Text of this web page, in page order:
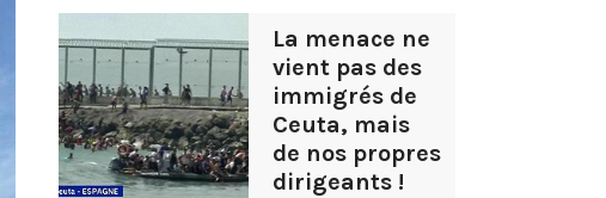
La menace ne
vient pas des
immigrés de
Ceuta, mais
de nos propres
dirigeants !